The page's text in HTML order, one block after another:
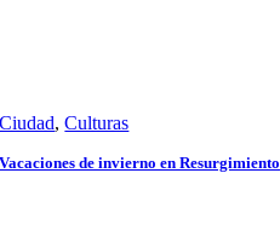
Ciudad,Culturas
Vacaciones de invierno en Resurgimiento